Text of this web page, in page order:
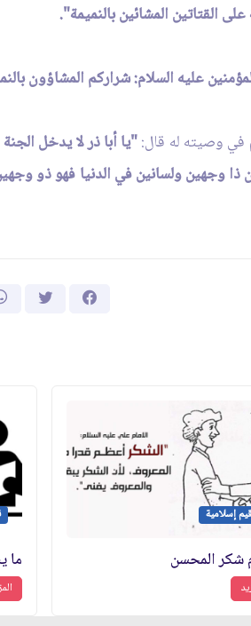
القتاتين المشائين بالنميمة".
عليه السلام: شراركم المشاؤون
في وصيته له قال:"يا أبا ذر لا يدخل
وجهين ولسانين في الدنيا فهو ذو
قيم إسلامية
شكر المحسن ما